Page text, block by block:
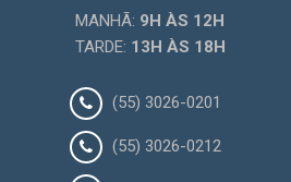
MANHÃ: 9H ÀS 12H
TARDE: 13H ÀS 18H
(55) 3026-0201
(55) 3026-0212